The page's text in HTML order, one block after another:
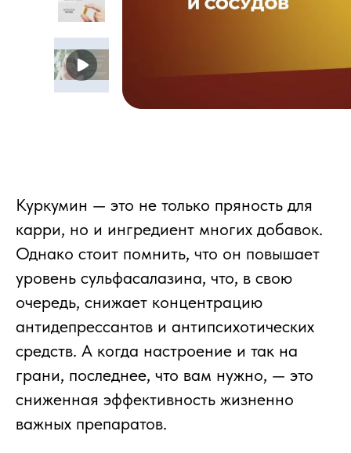
Куркумин — это не только пряность для
карри, но и ингредиент многих добавок.
Однако стоит помнить, что он повышает
уровень сульфасалазина, что, в свою
очередь, снижает концентрацию
антидепрессантов и антипсихотических
средств. А когда настроение и так на
грани, последнее, что вам нужно, — это
сниженная эффективность жизненно
важных препаратов.